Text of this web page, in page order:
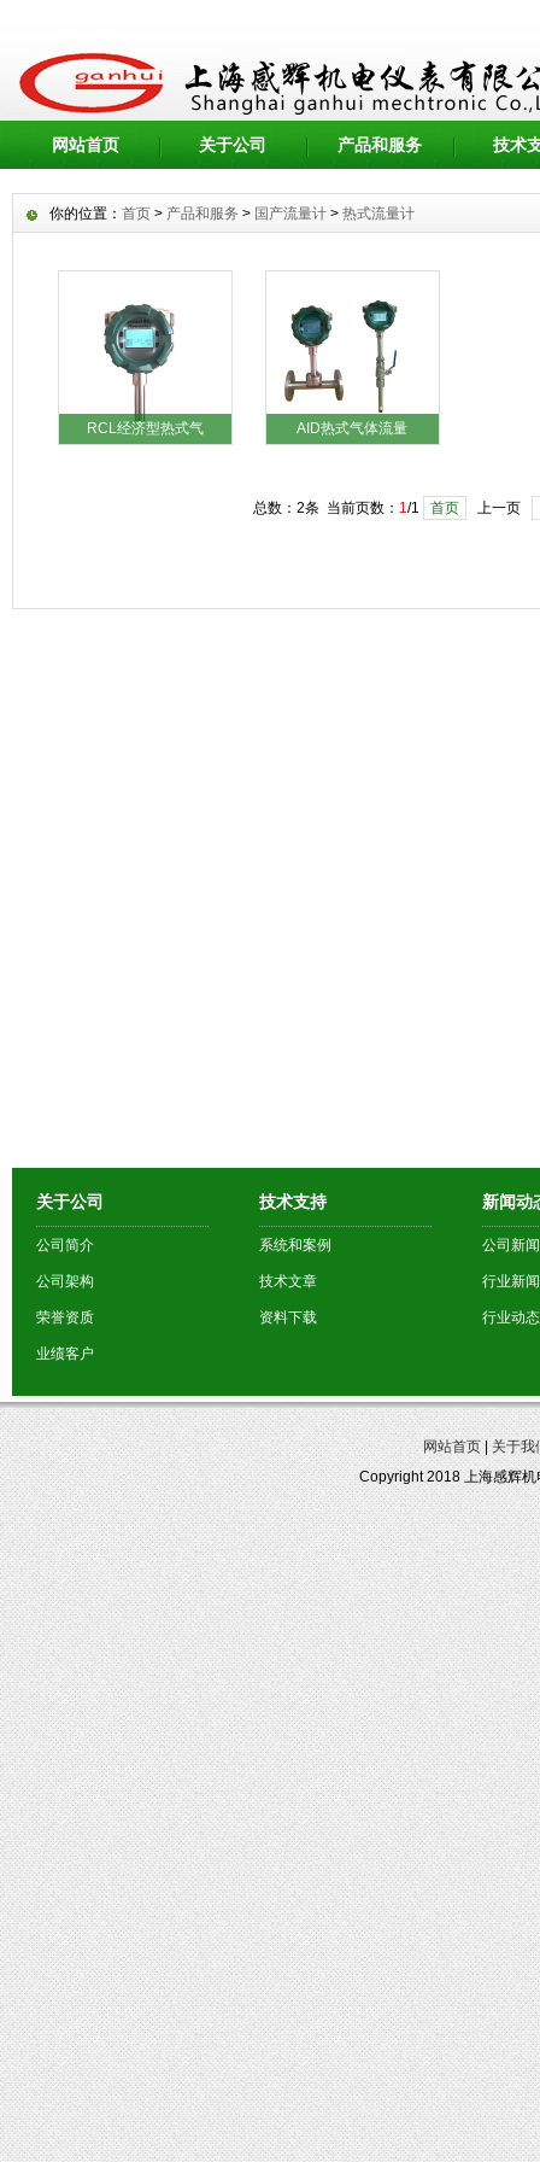
网站首页 关于公司 产品和服务 技术
你的位置： 首页 > 产品和服务 > 国产流量计 > 热式流量计
RCL经济型热式气 AID热式气体流量
总数：2条 当前页数： 1/1 首页 上一页
关于公司
公司简介
公司架构
荣誉资质
业绩客户
技术支持
系统和案例
技术文章
资料下载
新闻动
公司新闻
行业新闻
行业动态
网站首页|关于我
Copyright 2018 上海感辉